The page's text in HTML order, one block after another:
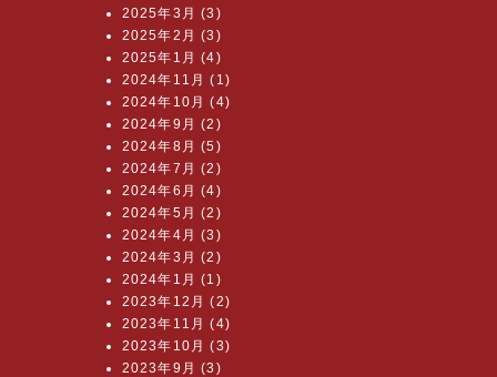
2025年3月 (3)
2025年2月 (3)
2025年1月 (4)
2024年11月 (1)
2024年10月 (4)
2024年9月 (2)
2024年8月 (5)
2024年7月 (2)
2024年6月 (4)
2024年5月 (2)
2024年4月 (3)
2024年3月 (2)
2024年1月 (1)
2023年12月 (2)
2023年11月 (4)
2023年10月 (3)
2023年9月 (3)